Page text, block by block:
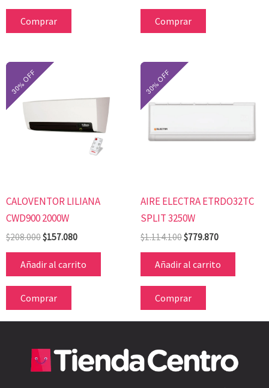
Comprar Comprar
CALOVENTOR LILIANA
CWD900 2000W
$208.000
El
era:
$157.080
es:
$157.080.
Añadir al carrito
Comprar
AIRE ELECTRA ETRDO32TC
SPLIT 3250W
$1.114.100
El
era:
$779.870
es:
Añadir al carrito
Comprar